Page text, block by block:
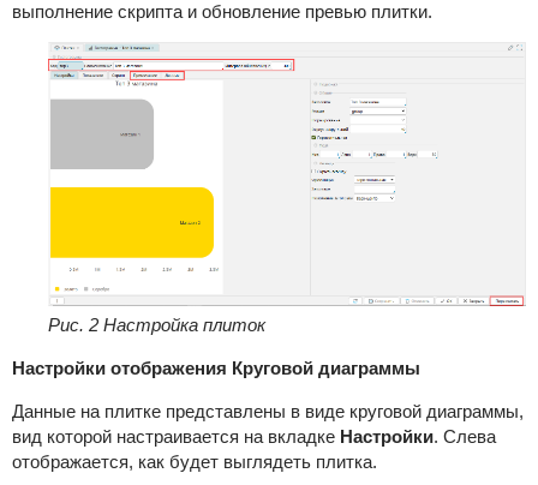
выполнение скрипта и обновление превью плитки.
Рис. 2 Настройка плиток
Настройки отображения Круговой диаграммы
Данные на плитке представлены в виде круговой диаграммы,
вид которой настраивается на вкладке Настройки. Слева
отображается, как будет выглядеть плитка.